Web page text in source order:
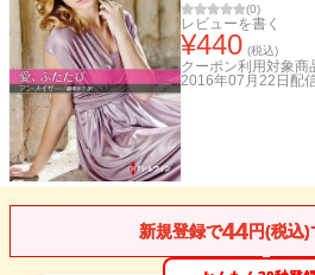
(0)
レビューを書く
¥440 (税込)
クーポン利用対象商
2016年07月22日 配
新規登録で44円(税込)